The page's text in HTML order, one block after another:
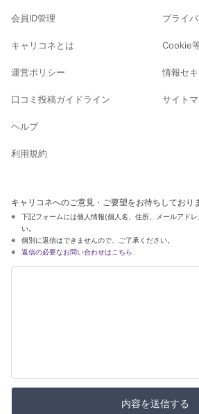
会員ID管理
キャリコネとは
運営ポリシー
口コミ投稿ガイドライン
ヘルプ
利用規約
プライ
Cookie
情報セ
サイト
キャリコネへのご意見・ご要望をお待ちしており
下記フォームには個人情報(個人名、住所、メールアド
い。
個別に返信はできませんので、ご了承ください。
返信の必要なお問い合わせはこちら
内容を送信する